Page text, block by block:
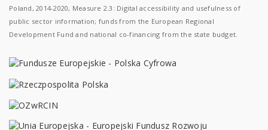
Poland, 2014-2020, Measure 2.3: Digital accessibility and usefulness of
public sector information; funds from the European Regional
Development Fund and national co-financing from the state budget.